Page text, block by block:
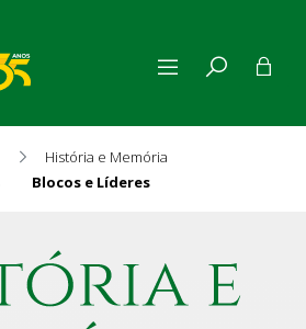
História e Memória
Blocos e Líderes